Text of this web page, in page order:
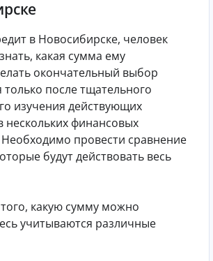
в Новосибирске, человек
какая сумма ему
окончательный выбор
только после тщательного
изучения действующих
нескольких финансовых
Необходимо провести сравнение
будут действовать весь
какую сумму можно
учитываются различные